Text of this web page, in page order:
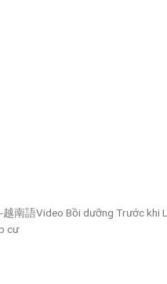
南語Video Bồi dưỡng Trước khi
cư